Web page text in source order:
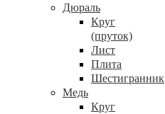
Дюраль
Круг
(пруток)
Лист
Плита
Шестигранник
Медь
Круг